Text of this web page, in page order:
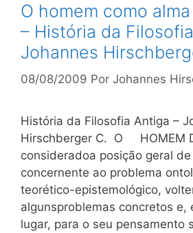
O homem como
– História da
Johannes
08/08/2009 Por Johannes
História da Filosofia Antiga –
Hirschberger C. O HOMEM
consideradoa posição geral
concernente ao problema
teorético-epistemológico,
algunsproblemas concretos e,
lugar, para o seu pensamento